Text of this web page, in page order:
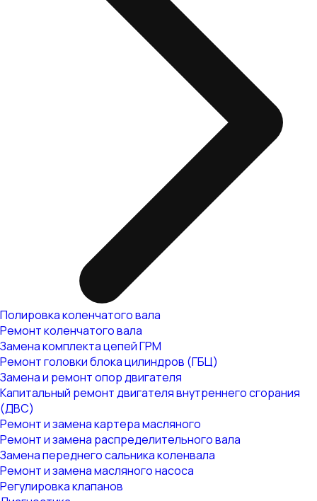
Полировка коленчатого вала
Ремонт коленчатого вала
Замена комплекта цепей ГРМ
Ремонт головки блока цилиндров (ГБЦ)
Замена и ремонт опор двигателя
Капитальный ремонт двигателя внутреннего сгорания
(ДВС)
Ремонт и замена картера масляного
Ремонт и замена распределительного вала
Замена переднего сальника коленвала
Ремонт и замена масляного насоса
Регулировка клапанов